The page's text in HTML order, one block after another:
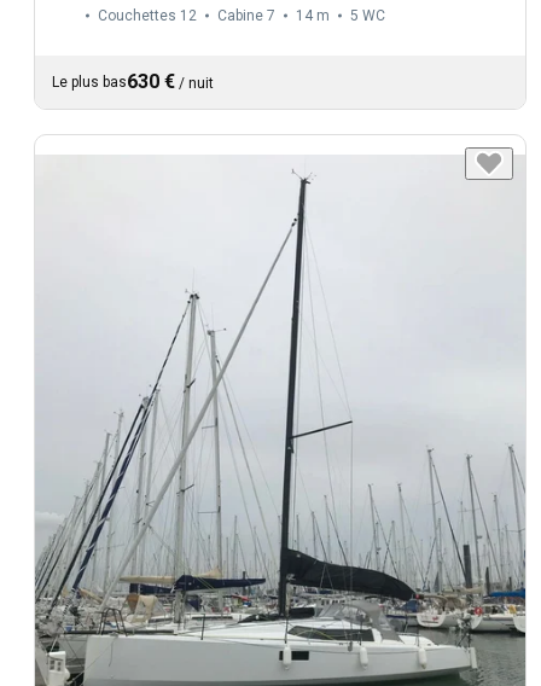
Couchettes 12 Cabine 7 14 m 5 WC
Le plus bas630 € / nuit